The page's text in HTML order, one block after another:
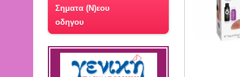
Σηματα (Ν)εου
οδηγου